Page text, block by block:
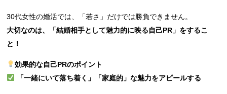
30代女性の婚活では、「若さ」だけでは勝負できません。
大切なのは、「結婚相手として魅力的に映る自己PR」をするこ
と！
効果的な自己PRのポイント
「一緒にいて落ち着く」「家庭的」な魅力をアピールする